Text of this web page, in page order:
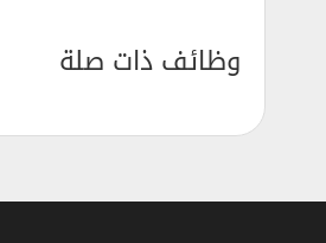
وظائف ذات صلة